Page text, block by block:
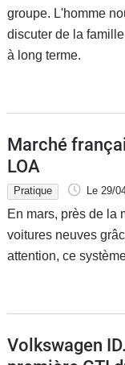
groupe. L'homme
discuter de la
à long terme.
Marché
LOA
Pratique Le 29/
En mars, près de la
voitures neuves
attention, ce
Volkswagen